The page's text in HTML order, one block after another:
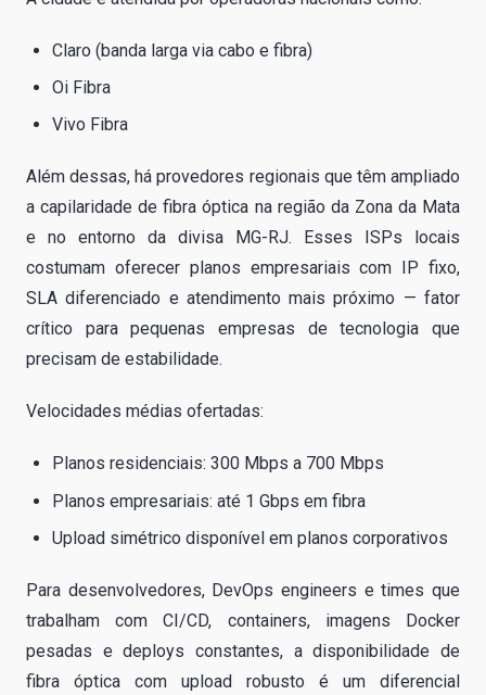
Claro (banda larga via cabo e fibra)
Oi Fibra
Vivo Fibra
Além dessas, há provedores regionais que têm ampliado
a capilaridade de fibra óptica na região da Zona da Mata
e no entorno da divisa MG-RJ. Esses ISPs locais
costumam oferecer planos empresariais com IP fixo,
SLA diferenciado e atendimento mais próximo — fator
crítico para pequenas empresas de tecnologia que
precisam de estabilidade.
Velocidades médias ofertadas:
Planos residenciais: 300 Mbps a 700 Mbps
Planos empresariais: até 1 Gbps em fibra
Upload simétrico disponível em planos corporativos
Para desenvolvedores, DevOps engineers e times que
trabalham com CI/CD, containers, imagens Docker
pesadas e deploys constantes, a disponibilidade de
fibra óptica com upload robusto é um diferencial